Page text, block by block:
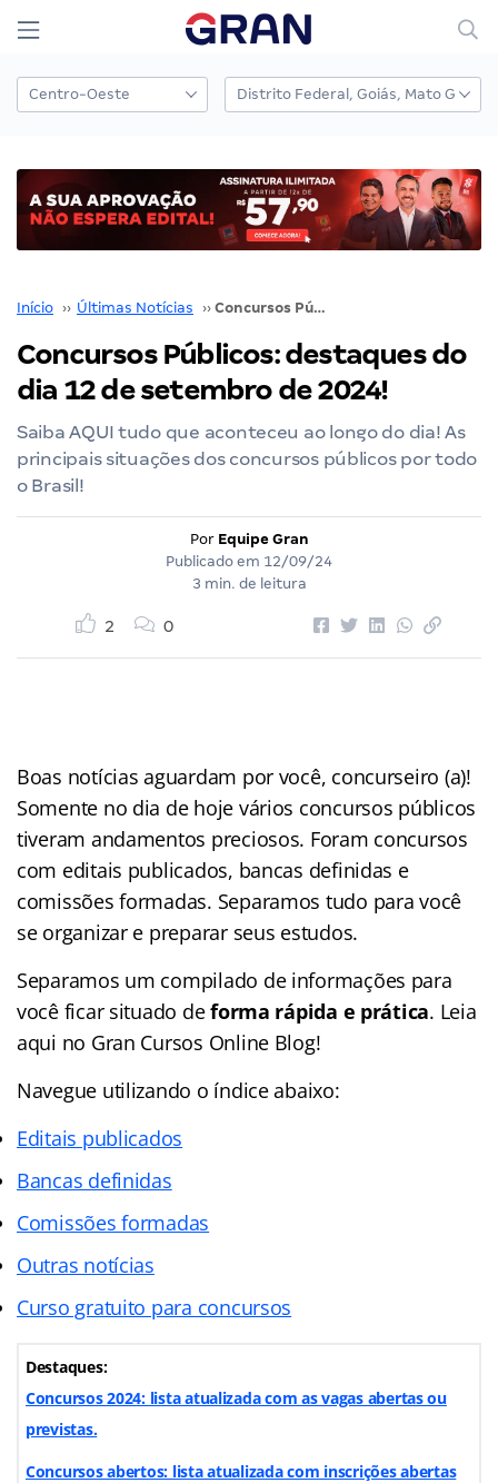
Início ›› Últimas Notícias ›› Concursos Públicos: destaques do dia 12 de setembro de 2024!
Concursos Públicos: destaques do
dia 12 de setembro de 2024!
Saiba AQUI tudo que aconteceu ao longo do dia! As
principais situações dos concursos públicos por todo
o Brasil!
Por Equipe Gran
Publicado em 12/09/24
3 min. de leitura
2 0
Boas notícias aguardam por você, concurseiro (a)!
Somente no dia de hoje vários concursos públicos
tiveram andamentos preciosos. Foram concursos
com editais publicados, bancas definidas e
comissões formadas. Separamos tudo para você
se organizar e preparar seus estudos.
Separamos um compilado de informações para
você ficar situado deforma rápida e prática. Leia
aqui no Gran Cursos Online Blog!
Navegue utilizando o índiceabaixo:
Editais publicados
Bancas definidas
Comissões formadas
Outras notícias
Curso gratuito para concursos
Destaques:
Concursos 2024: lista atualizada com as vagas abertas ou
previstas.
Concursos abertos: lista atualizada com inscrições abertas